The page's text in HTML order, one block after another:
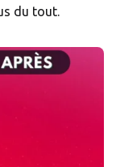
du tout.